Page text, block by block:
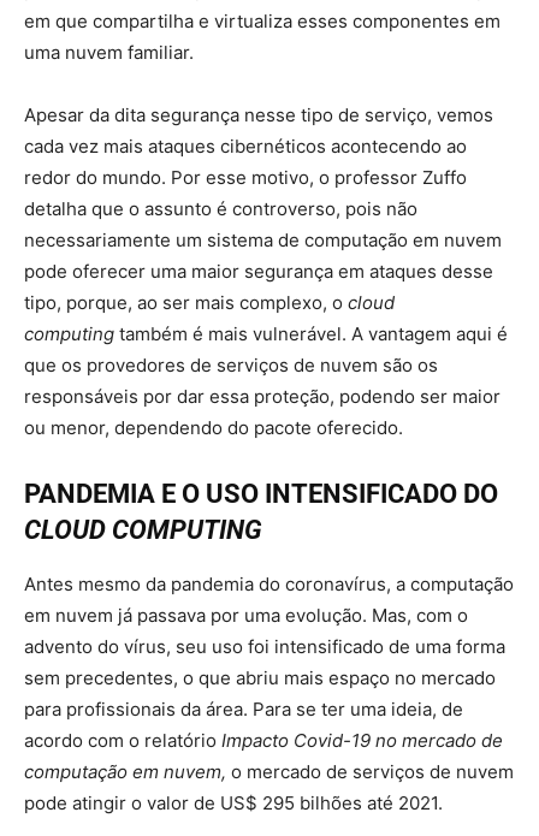
em que compartilha e virtualiza esses componentes em
uma nuvem familiar.
Apesar da dita segurança nesse tipo de serviço, vemos
cada vez mais ataques cibernéticos acontecendo ao
redor do mundo. Por esse motivo, o professor Zuffo
detalha que o assunto é controverso, pois não
necessariamente um sistema de computação em nuvem
pode oferecer uma maior segurança em ataques desse
tipo, porque, ao ser mais complexo, o cloud
computing também é mais vulnerável. A vantagem aqui é
que os provedores de serviços de nuvem são os
responsáveis por dar essa proteção, podendo ser maior
ou menor, dependendo do pacote oferecido.
PANDEMIA E O USO INTENSIFICADO DO
CLOUD COMPUTING
Antes mesmo da pandemia do coronavírus, a computação
em nuvem já passava por uma evolução. Mas, com o
advento do vírus, seu uso foi intensificado de uma forma
sem precedentes, o que abriu mais espaço no mercado
para profissionais da área. Para se ter uma ideia, de
acordo com o relatório Impacto Covid-19 no mercado de
computação em nuvem, o mercado de serviços de nuvem
pode atingir o valor de US$ 295 bilhões até 2021.